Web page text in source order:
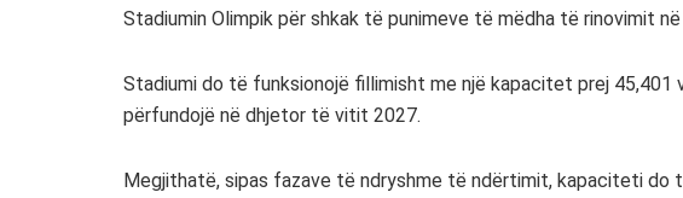
Stadiumin Olimpik për shkak të punimeve të mëdha të rinovimit në
Stadiumi do të funksionojë fillimisht me një kapacitet prej 45,401
përfundojë në dhjetor të vitit 2027.
Megjithatë, sipas fazave të ndryshme të ndërtimit, kapaciteti do